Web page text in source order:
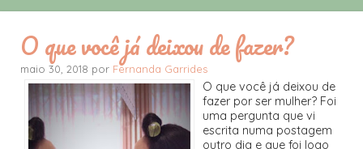
O que você já deixou de fazer?
maio 30, 2018 por Fernanda Garrides
O que você já deixou de
fazer por ser mulher? Foi
uma pergunta que vi
escrita numa postagem
outro dia e que foi logo